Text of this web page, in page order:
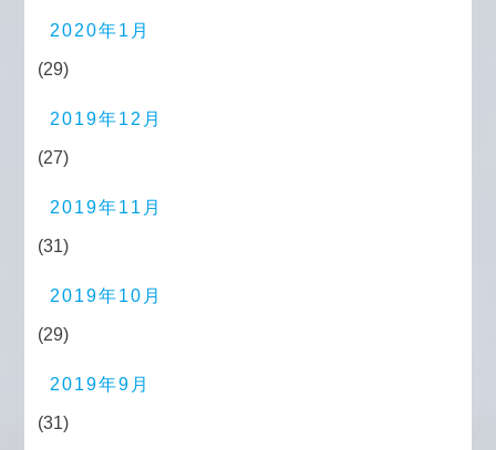
2020年1月
(29)
2019年12月
(27)
2019年11月
(31)
2019年10月
(29)
2019年9月
(31)